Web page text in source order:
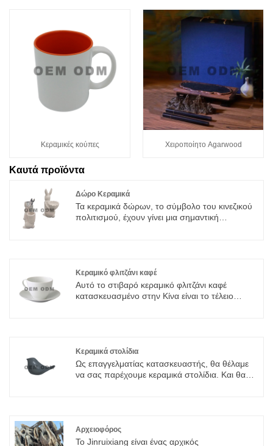
Κεραμικές κούπες Χειροποίητο Agarwood
Καυτά προϊόντα
Δώρο Κεραμικά
Τα κεραμικά δώρων, το σύμβολο του κινεζικού
πολιτισμού, έχουν γίνει μια σημαντική
Κεραμικό φλιτζάνι καφέ
Αυτό το στιβαρό κεραμικό φλιτζάνι καφέ
κατασκευασμένο στην Κίνα είναι το τέλειο
αναδείξετε το λογότυπο της εταιρείας σας.
Κεραμικά στολίδια
Ως επαγγελματίας κατασκευαστής, θα θέλαμε
να σας παρέχουμε κεραμικά στολίδια. Και θα
& OEM
Αρχειοφόρος
Το Jinruixiang είναι ένας αρχικός